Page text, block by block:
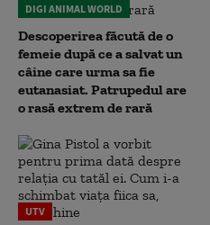
DIGI ANIMAL WORLD
Descoperirea făcută de o
femeie după ce a salvat un
câine care urma sa fie
eutanasiat. Patrupedul are
o rasă extrem de rară
UTV